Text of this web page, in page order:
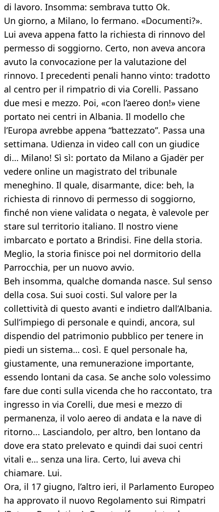
di lavoro. Insomma: sembrava tutto Ok.
Un giorno, a Milano, lo fermano. «Documenti?».
Lui aveva appena fatto la richiesta di rinnovo del
permesso di soggiorno. Certo, non aveva ancora
avuto la convocazione per la valutazione del
rinnovo. I precedenti penali hanno vinto: tradotto
al centro per il rimpatrio di via Corelli. Passano
due mesi e mezzo. Poi, «con l’aereo don!» viene
portato nei centri in Albania. Il modello che
l’Europa avrebbe appena “battezzato”. Passa una
settimana. Udienza in video call con un giudice
di… Milano! Sì sì: portato da Milano a Gjadër per
vedere online un magistrato del tribunale
meneghino. Il quale, disarmante, dice: beh, la
richiesta di rinnovo di permesso di soggiorno,
finché non viene validata o negata, è valevole per
stare sul territorio italiano. Il nostro viene
imbarcato e portato a Brindisi. Fine della storia.
Meglio, la storia finisce poi nel dormitorio della
Parrocchia, per un nuovo avvio.
Beh insomma, qualche domanda nasce. Sul senso
della cosa. Sui suoi costi. Sul valore per la
collettività di questo avanti e indietro dall’Albania.
Sull’impiego di personale e quindi, ancora, sul
dispendio del patrimonio pubblico per tenere in
piedi un sistema… così. E quel personale ha,
giustamente, una remunerazione importante,
essendo lontani da casa. Se anche solo volessimo
fare due conti sulla vicenda che ho raccontato, tra
ingresso in via Corelli, due mesi e mezzo di
permanenza, il volo aereo di andata e la nave di
ritorno... Lasciandolo, per altro, ben lontano da
dove era stato prelevato e quindi dai suoi centri
vitali e… senza una lira. Certo, lui aveva chi
chiamare. Lui.
Ora, il 17 giugno, l’altro ieri, il Parlamento Europeo
ha approvato il nuovo Regolamento sui Rimpatri